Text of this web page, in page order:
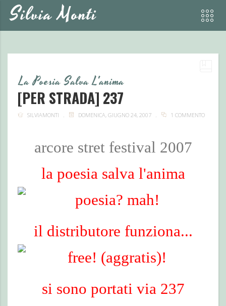
Silvia Monti
La Poesia Salva L'anima
[PER STRADA] 237
SILVIAMONTI DOMENICA, GIUGNO 24, 2007 1 COMMENTO
arcore stret festival 2007
la poesia salva l'anima
il distributore funziona...
si sono portati via 237